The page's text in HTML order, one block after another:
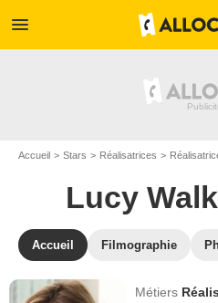
menu
Accueil Stars Réalisatrices
Lucy
Accueil Filmographie
Métiers